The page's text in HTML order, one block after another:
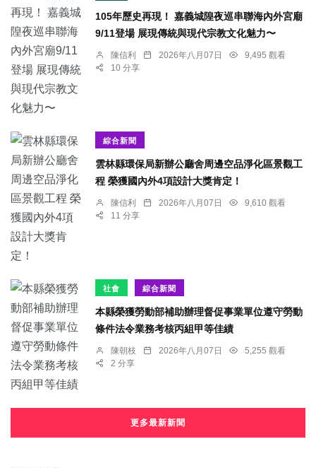
105年歷史再現！ 嘉義城隍夜巡串聯海內外宮廟
9/11登場 展現傳統與現代宗教文化魅力〜
陳信利 2026年八月07日
9,495 觀看
10 分享
綜合新聞
雲林縣環保局新辦公廳舍周邊空品淨化區景觀工
程 榮獲國內外4項設計大獎肯定！
陳信利 2026年八月07日
9,610 觀看
11 分享
社會 綜合新聞
本縣榮獲勞動部補助辦理督促事業單位遵守勞動
條件法令業務考核丙組甲等佳績
陳朝枝 2026年八月07日
5,255 觀看
2 分享
更多最新新聞